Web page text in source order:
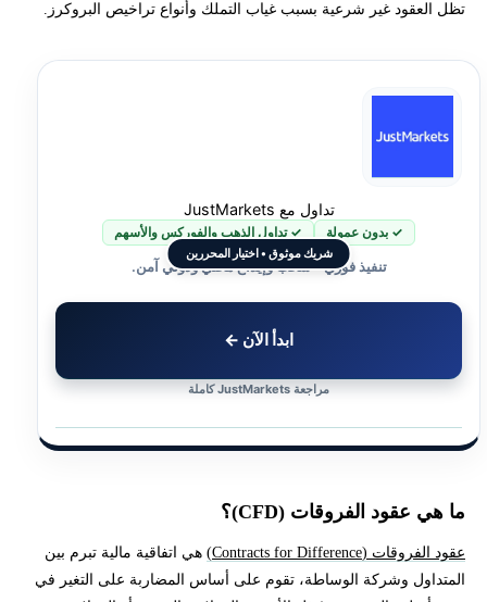
تظل العقود غير شرعية بسبب غياب التملك وأنواع تراخيص البروكرز.
شريك موثوق • اختيار المحررين
تداول مع JustMarkets
✓ بدون عمولة ✓ تداول الذهب والفوركس والأسهم
تنفيذ فوري • سحب وإيداع محلي ودولي آمن.
ابدأ الآن ←
مراجعة JustMarkets كاملة
ما هي عقود الفروقات (CFD)؟
عقود الفروقات (Contracts for Difference)
هي اتفاقية مالية تبرم بين
المتداول وشركة الوساطة، تقوم على أساس المضاربة على التغير في